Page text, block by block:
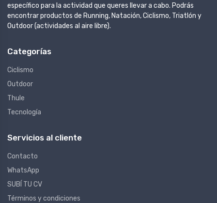
específico para la actividad que queres llevar a cabo. Podrás
encontrar productos de Running, Natación, Ciclismo, Triatlón y
Outdoor (actividades al aire libre).
Categorías
Ciclismo
Outdoor
Thule
Tecnología
Servicios al cliente
Contacto
WhatsApp
SUBÍ TU CV
Términos y condiciones